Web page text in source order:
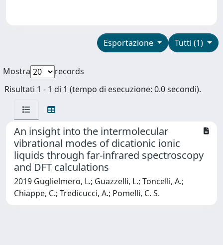
Tutti (1)
Esportazione
Mostra
records
Risultati 1 - 1 di 1 (tempo di esecuzione: 0.0 secondi).
An insight into the intermolecular
vibrational modes of dicationic ionic
liquids through far-infrared spectroscopy
and DFT calculations
2019 Guglielmero, L.; Guazzelli, L.; Toncelli, A.;
Chiappe, C.; Tredicucci, A.; Pomelli, C. S.